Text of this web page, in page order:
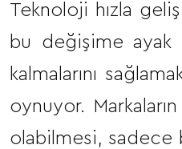
Teknoloji hızla
bu değişime ayak
kalmalarını
oynuyor.
olabilmesi, sadece